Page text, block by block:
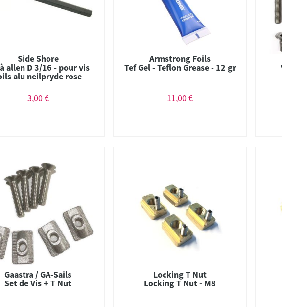
Side Shore
allen D 3/16 - pour vis
alu neilpryde rose
3,00 €
Armstrong Foils
Tef Gel - Teflon Grease - 12 gr
11,00 €
Gaastra / GA-Sails
Set de Vis + T Nut
Locking T Nut
Locking T Nut - M8